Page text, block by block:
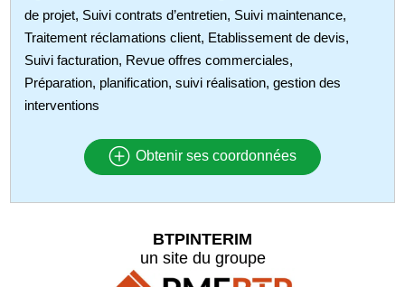
de projet, Suivi contrats d’entretien, Suivi maintenance,
Traitement réclamations client, Etablissement de devis,
Suivi facturation, Revue offres commerciales,
Préparation, planification, suivi réalisation, gestion des
interventions
Obtenir ses coordonnées
BTPINTERIM
un site du groupe